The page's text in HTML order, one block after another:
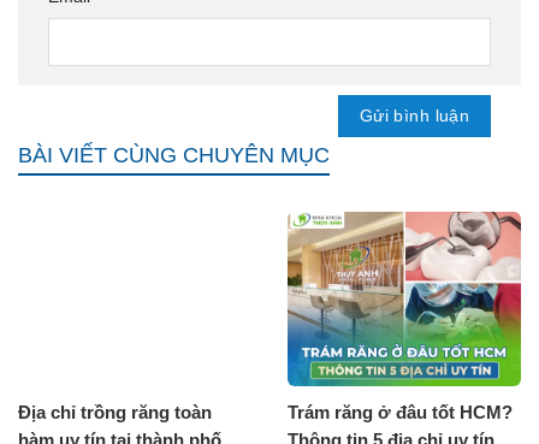
BÀI VIẾT CÙNG CHUYÊN MỤC
Địa chỉ trồng răng toàn
hàm uy tín tại thành phố
Trám răng ở đâu tốt HCM?
Thông tin 5 địa chỉ uy tín